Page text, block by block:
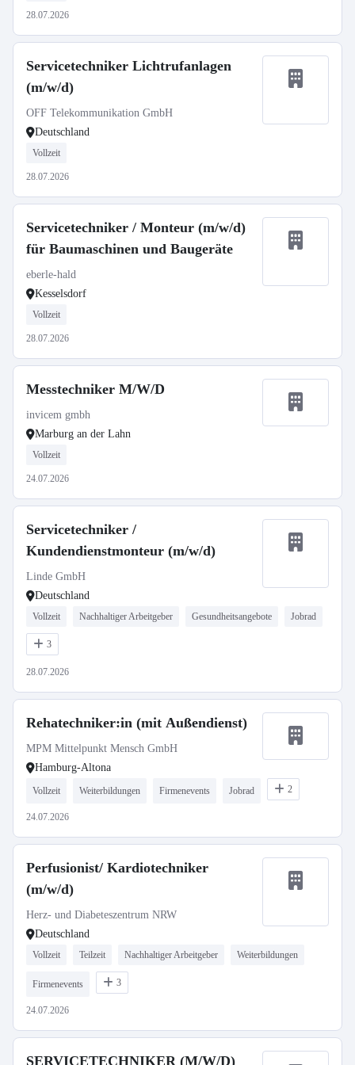
28.07.2026
Servicetechniker Lichtrufanlagen
(m/w/d)
OFF Telekommunikation GmbH
Deutschland
Vollzeit
28.07.2026
Servicetechniker / Monteur (m/w/d)
für Baumaschinen und Baugeräte
eberle-hald
Kesselsdorf
Vollzeit
28.07.2026
Messtechniker M/W/D
invicem gmbh
Marburg an der Lahn
Vollzeit
24.07.2026
Servicetechniker /
Kundendienstmonteur (m/w/d)
Linde GmbH
Deutschland
Vollzeit Nachhaltiger Arbeitgeber Gesundheitsangebote Jobrad
3
28.07.2026
Rehatechniker:in (mit Außendienst)
MPM Mittelpunkt Mensch GmbH
Hamburg-Altona
Vollzeit Weiterbildungen Firmenevents Jobrad 2
24.07.2026
Perfusionist/ Kardiotechniker
(m/w/d)
Herz- und Diabeteszentrum NRW
Deutschland
Vollzeit Teilzeit Nachhaltiger Arbeitgeber Weiterbildungen
Firmenevents 3
24.07.2026
SERVICETECHNIKER (M/W/D)